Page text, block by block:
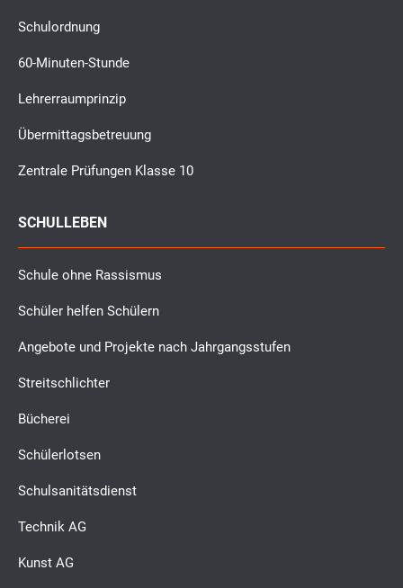
Schulordnung
60-Minuten-Stunde
Lehrerraumprinzip
Übermittagsbetreuung
Zentrale Prüfungen Klasse 10
SCHULLEBEN
Schule ohne Rassismus
Schüler helfen Schülern
Angebote und Projekte nach Jahrgangsstufen
Streitschlichter
Bücherei
Schülerlotsen
Schulsanitätsdienst
Technik AG
Kunst AG